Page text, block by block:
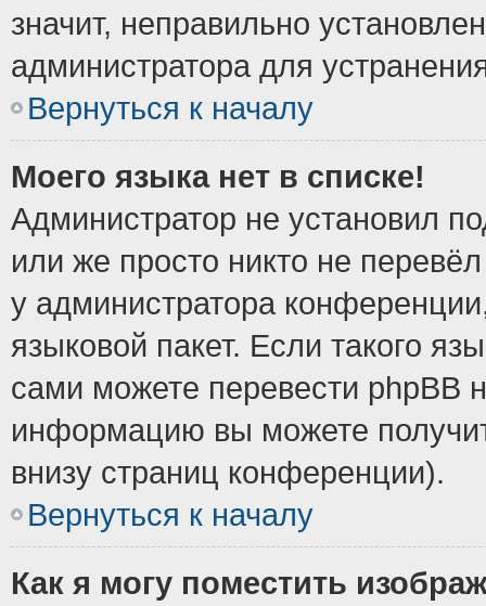
значит, неправильно
администратора для
Вернуться к началу
Моего языка нет в списке!
Администратор не установил
или же просто никто не
у администратора
языковой пакет. Если такого
сами можете перевести phpBB
информацию вы можете
внизу страниц конференции).
Вернуться к началу
Как я могу поместить